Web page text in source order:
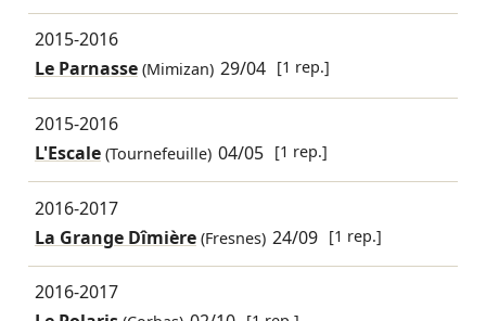
2015-2016
Le Parnasse(Mimizan) 29/04 [1 rep.]
2015-2016
L'Escale(Tournefeuille) 04/05 [1 rep.]
2016-2017
La Grange Dîmière(Fresnes) 24/09 [1 rep.]
2016-2017